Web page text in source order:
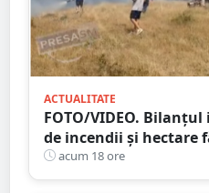
ACTUALITATE
FOTO/VIDEO.
de incendii și hectare
județul Satu Mare
acum 18 ore